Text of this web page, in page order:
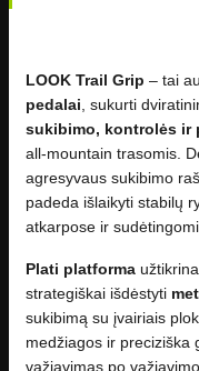
LOOK Trail Grip – tai
pedalai, sukurti
sukibimo, kontrolės ir
all-mountain trasomis.
agresyvaus sukibimo
padeda išlaikyti stabilų
atkarpose ir
Plati platforma
strategiškai išdėstyti
sukibimą su įvairiais
medžiagos ir preciziška
važiavimas po